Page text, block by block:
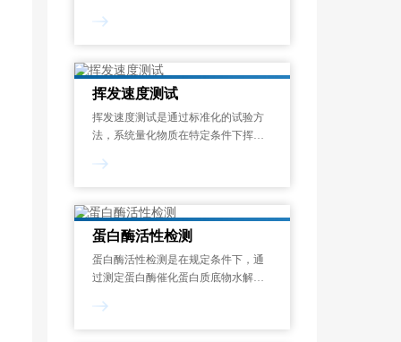
能参数偏离初始设定值的程度的标准
件、工业设备及精密仪器中，关键性
能参数随时间
挥发速度测试
挥发速度测试是通过标准化的试验方
法，系统量化物质在特定条件下挥发
试结果以单位时间的质量损失来表
化配方设计并满足法规要求，广泛应
用于化工、涂料、
蛋白酶活性检测
蛋白酶活性检测是在规定条件下，通
过测定蛋白酶催化蛋白质底物水解生
能力的标准化测试过程。酶活力单位